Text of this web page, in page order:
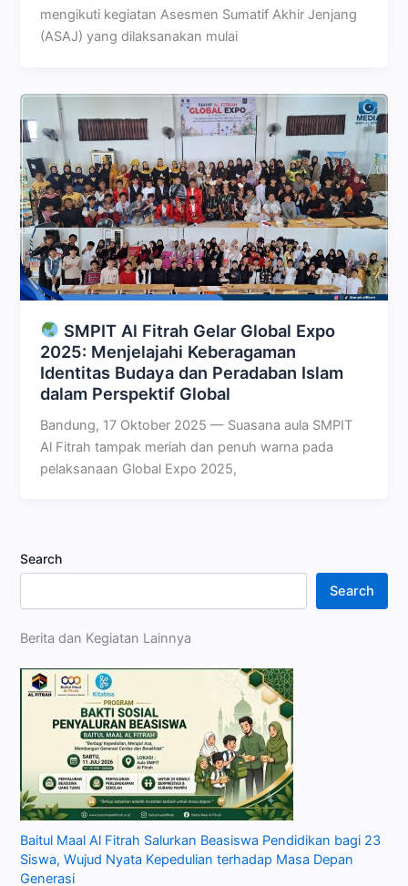
mengikuti kegiatan Asesmen Sumatif Akhir Jenjang
(ASAJ) yang dilaksanakan mulai
SMPIT Al Fitrah Gelar Global Expo
2025: Menjelajahi Keberagaman
Identitas Budaya dan Peradaban Islam
dalam Perspektif Global
Bandung, 17 Oktober 2025 — Suasana aula SMPIT
Al Fitrah tampak meriah dan penuh warna pada
pelaksanaan Global Expo 2025,
Search
Search
Berita dan Kegiatan Lainnya
Baitul Maal Al Fitrah Salurkan Beasiswa Pendidikan bagi 23
Siswa, Wujud Nyata Kepedulian terhadap Masa Depan
Generasi